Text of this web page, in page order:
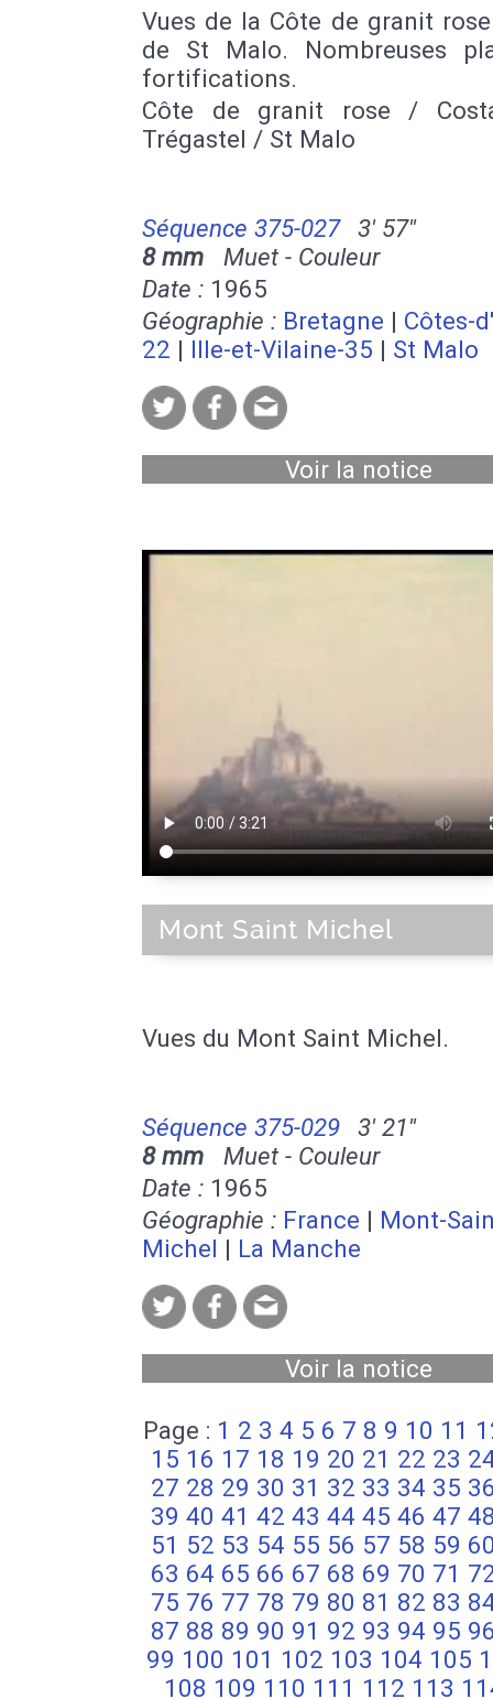
Vues de la Côte de granit
de St Malo. Nombreuses
fortifications.
Côte de granit rose /
Trégastel / St Malo
Séquence 375-027
3' 57''
8 mm Muet - Couleur
Date : 1965
Géographie : Bretagne | Côtes-
22 | Ille-et-Vilaine-35 | St Malo
Voir la notice
Mont Saint Michel
Vues du Mont Saint Michel.
Séquence 375-029
3' 21''
8 mm Muet - Couleur
Date : 1965
Géographie : France | Mont-
Michel | La Manche
Voir la notice
Page : 1 2 3 4 5 6 7 8 9 10 11
15 16 17 18 19 20 21 22 23
27 28 29 30 31 32 33 34 35
39 40 41 42 43 44 45 46 47
51 52 53 54 55 56 57 58 59
63 64 65 66 67 68 69 70 71
75 76 77 78 79 80 81 82 83
87 88 89 90 91 92 93 94 95
99 100 101 102 103 104 105
108 109 110 111 112 113